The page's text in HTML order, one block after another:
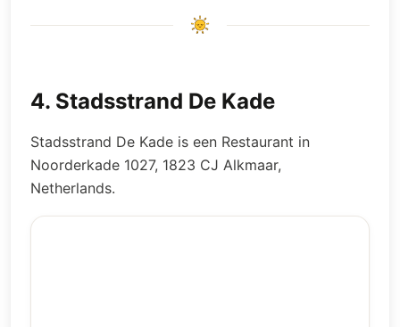
4. Stadsstrand De Kade
Stadsstrand De Kade is een Restaurant in
Noorderkade 1027, 1823 CJ Alkmaar,
Netherlands.